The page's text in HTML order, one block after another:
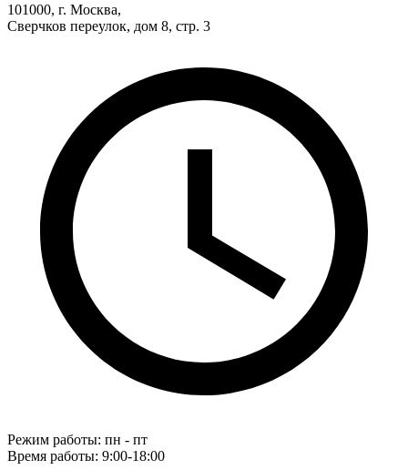
101000, г. Москва,
Сверчков переулок, дом 8, стр. 3
Режим работы: пн - пт
Время работы: 9:00-18:00